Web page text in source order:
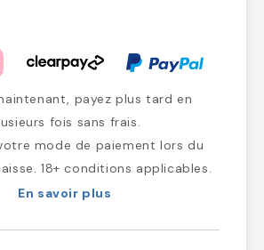
payez plus tard en
fois sans frais.
mode de paiement lors du
18+ conditions applicables.
En savoir plus